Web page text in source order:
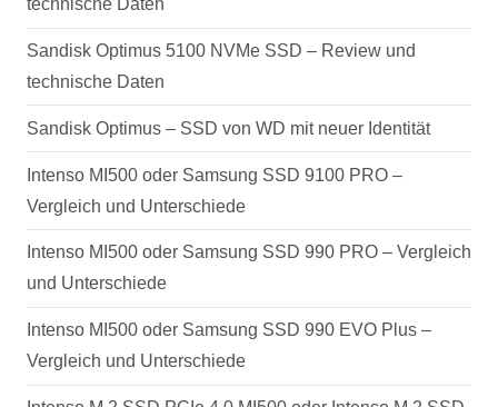
technische Daten
Sandisk Optimus 5100 NVMe SSD – Review und
technische Daten
Sandisk Optimus – SSD von WD mit neuer Identität
Intenso MI500 oder Samsung SSD 9100 PRO –
Vergleich und Unterschiede
Intenso MI500 oder Samsung SSD 990 PRO – Vergleich
und Unterschiede
Intenso MI500 oder Samsung SSD 990 EVO Plus –
Vergleich und Unterschiede